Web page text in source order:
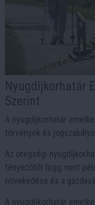
Nyugdíjkorhatár
Szerint
A nyugdíjkorhatár
törvények és
Az öregségi
tényezőtől függ, mint
növekedése és a
A nyugdíjkorhatár